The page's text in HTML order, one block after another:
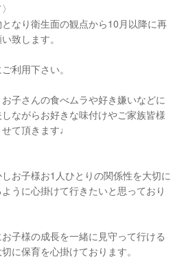
なり衛生面の観点から10月以降に再
致します。
利用下さい。
子さんの食べムラや好き嫌いなどに
ながらお好きな味付けやご家族皆様
て頂きます♩
お子様お1人ひとりの関係性を大切に
うに心掛けて行きたいと思っており
子様の成長を一緒に見守って行ける
に保育を心掛けております。